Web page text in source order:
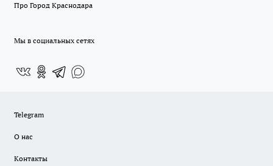
Про Город Краснодара
Мы в социальных сетях
Telegram
О нас
Контакты